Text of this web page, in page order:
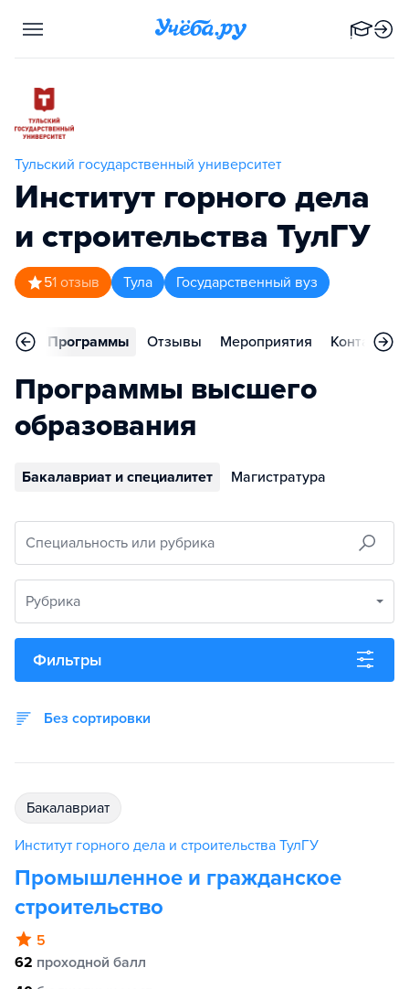
Тульский государственный университет
Институт горного дела
и строительства ТулГУ
51 отзыв Тула Государственный вуз
Программы Отзывы Мероприятия Контакты
Программы высшего
образования
Бакалавриат и специалитет Магистратура
Специальность или рубрика
Рубрика
Фильтры
Без сортировки
бакалавриат
Институт горного дела и строительства ТулГУ
Промышленное и гражданское
строительство
5
62 проходной балл